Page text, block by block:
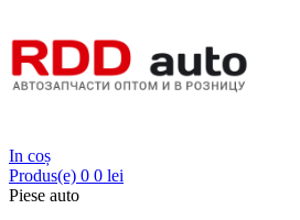
In coș
Produs(e) 0 0 lei
Piese auto